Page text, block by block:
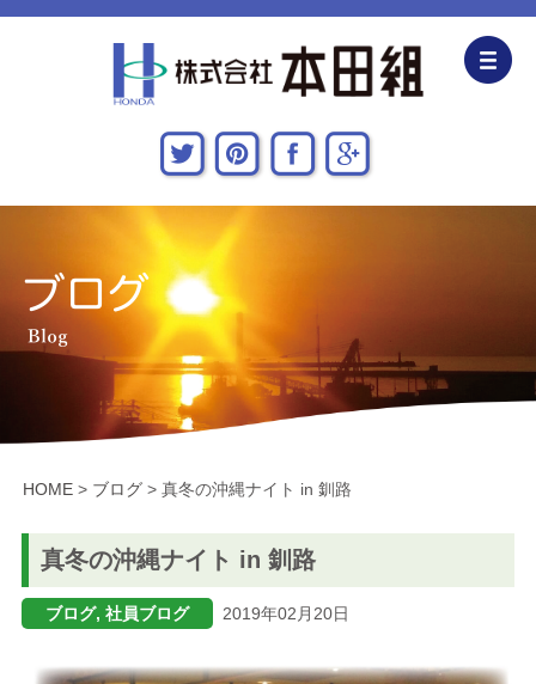
企業情報
CSR活動
主な施工実績
関連会社
お問い合わせ・アクセス
新着情報・地域貢献活動
ブログ
HOME> ブログ> 真冬の沖縄ナイト in 釧路
真冬の沖縄ナイト in 釧路
ブログ, 社員ブログ 2019年02月20日